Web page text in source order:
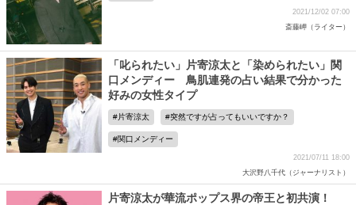
2021/12/02 07:00
斎藤岬（ライター）
「叱られたい」片寄涼太と「染められたい」関
口メンディー 鳥肌連発の占い結果で分かった
好みの女性タイプ
片寄涼太 突然ですが占ってもいいですか？
関口メンディー
2021/07/11 18:00
大沢野八千代（ジャーナリスト）
片寄涼太が華流ポップス界の帝王と初共演！